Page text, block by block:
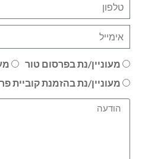
מעוניין/נת בפרסום טור
מעוניין/נת בהזמנת קוביית